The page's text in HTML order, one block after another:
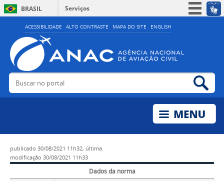
ACESSIBILIDADE ALTO CONTRASTE MAPA DO SITE ENGLISH
BRASIL
Serviços
Simplifique!
Acesso à informação
Legislação
Buscar no portal
publicado 30/08/2021 11h32, última
modificação 30/08/2021 11h33
Dados da norma